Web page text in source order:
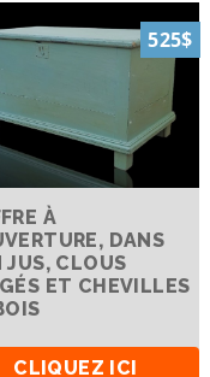
525$
À
DANS
JUS, CLOUS
ET CHEVILLES
CLIQUEZ ICI